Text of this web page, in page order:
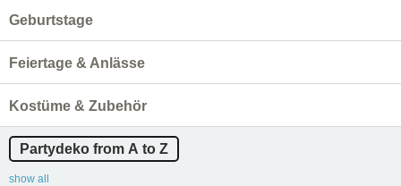
Geburtstage
Feiertage & Anlässe
Kostüme & Zubehör
Partydeko from A to Z
show all